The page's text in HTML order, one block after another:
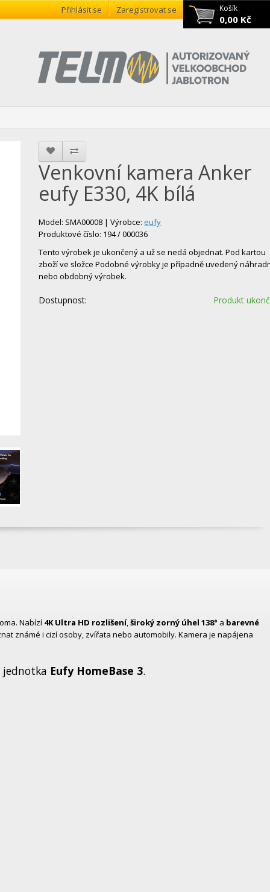
Košík
0,00 Kč
Přihlásit se Zaregistrovat se
Venkovní kamera Anker
eufy E330, 4K bílá
Model: SMA00008 | Výrobce:eufy
Produktové číslo: 194 / 000036
Tento výrobek je ukončený a už se nedá objednat. Pod kartou
zboží ve složce Podobné výrobky je případně uvedený
nebo obdobný výrobek.
Dostupnost: Produkt
Nabízí 4K Ultra HD rozlišení,široký zorný úhel 138° a barevné
známé i cizí osoby, zvířata nebo automobily. Kamera je napájena
jednotka Eufy HomeBase 3.